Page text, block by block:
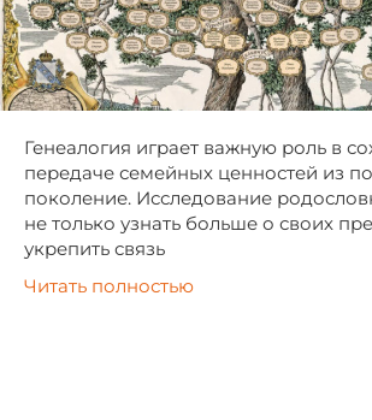
Генеалогия играет важную роль в
передаче семейных ценностей из
поколение. Исследование
не только узнать больше о своих
укрепить связь
Читать полностью